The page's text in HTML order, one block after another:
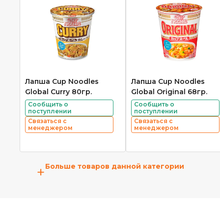
Лапша Cup Noodles
Global Curry 80гр.
Сообщить о
поступлении
Связаться с
менеджером
Лапша Cup Noodles
Global Original 68гр.
Сообщить о
поступлении
Связаться с
менеджером
+Больше товаров данной категории